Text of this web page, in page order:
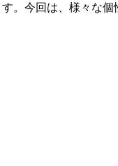
。今回は、様々な